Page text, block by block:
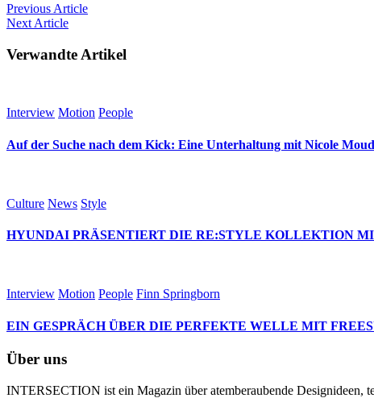
Previous Article
Next Article
Verwandte Artikel
Interview Motion People
Auf der Suche nach dem Kick: Eine Unterhaltung mit Nicole
Culture News Style
HYUNDAI PRÄSENTIERT DIE RE:STYLE KOLLEKTION
Interview Motion People Finn Springborn
EIN GESPRÄCH ÜBER DIE PERFEKTE WELLE MIT
Über uns
INTERSECTION ist ein Magazin über atemberaubende Designideen,